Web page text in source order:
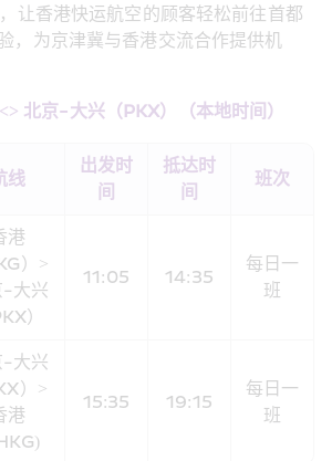
让香港快运航空的顾客轻松前往首都
，为京津冀与香港交流合作提供机
北京-大兴（PKX） （本地时间 ）
线
出发时
间
抵达时
间
班次
港
-大兴
）
11:05 14:35
每日一
班
-大兴
） >
港
15:35 19:15
每日一
班